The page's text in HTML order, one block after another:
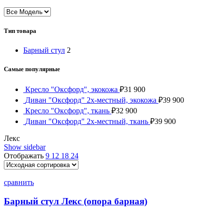
Тип товара
Барный стул 2
Самые популярные
Кресло "Оксфорд", экокожа ₽31 900
Диван "Оксфорд" 2х-местный, экокожа ₽39 900
Кресло "Оксфорд", ткань ₽32 900
Диван "Оксфорд" 2х-местный, ткань ₽39 900
Лекс
Show sidebar
Отображать 9 12 18 24
сравнить
Барный стул Лекс (опора барная)